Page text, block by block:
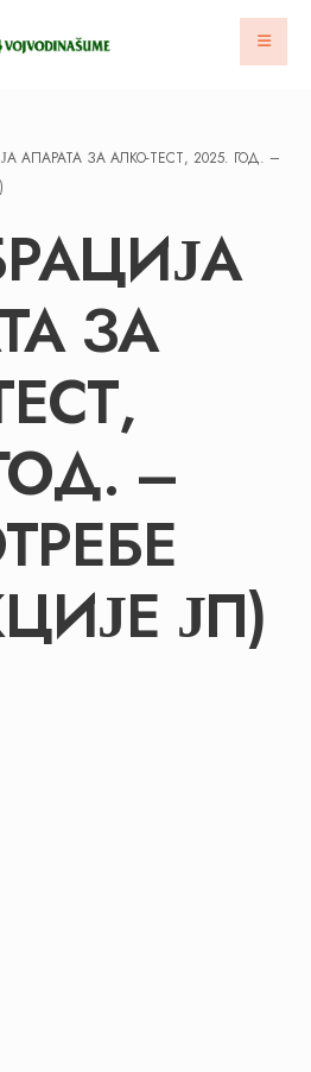
АПАРАТА ЗА АЛКО-ТЕСТ, 2025. ГОД. –
ЗА
–
ЈП)